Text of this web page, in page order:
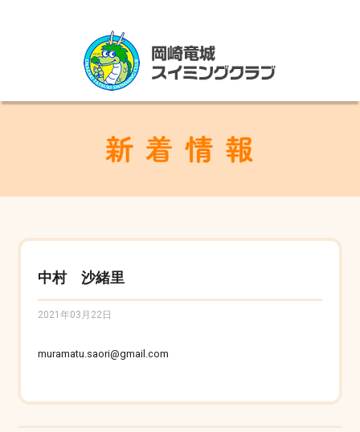
中村 沙緒里
2021年03月22日
muramatu.saori@gmail.com